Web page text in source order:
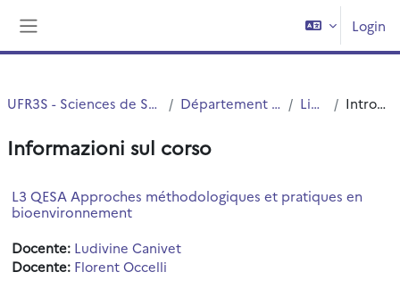
Login
UFR3S - Sciences de Santé et du Sport Département UFR3S - ILIS Licence Introduzione
Informazioni sul corso
L3 QESA Approches méthodologiques et pratiques en
bioenvironnement
Docente: Ludivine Canivet
Docente: Florent Occelli